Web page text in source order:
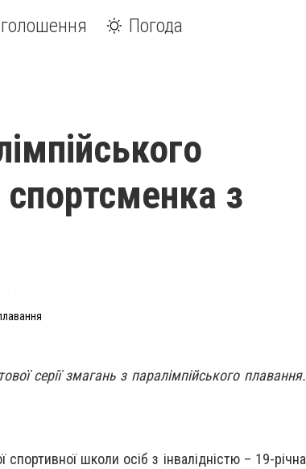
Погода
з
серії змагань з паралімпійського плавання.
школи осіб з інвалідністю – 19-річна